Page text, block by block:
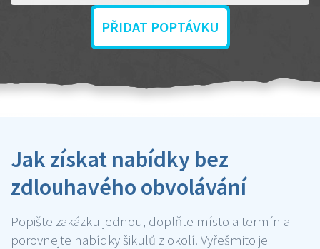
PŘIDAT POPTÁVKU
Jak získat nabídky bez
zdlouhavého obvolávání
Popište zakázku jednou, doplňte místo a termín a
porovnejte nabídky šikulů z okolí. Vyřešmito je